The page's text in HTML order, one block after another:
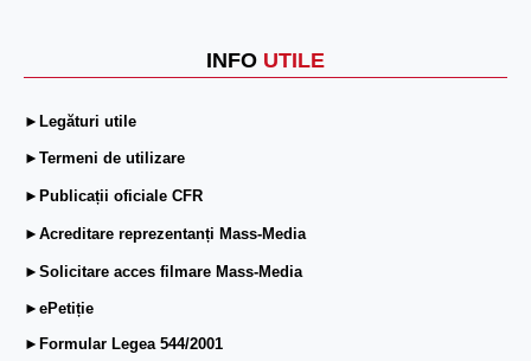
INFO UTILE
►Legături utile
►Termeni de utilizare
►Publicații oficiale CFR
►Acreditare reprezentanți Mass-Media
►Solicitare acces filmare Mass-Media
►ePetiție
►Formular Legea 544/2001